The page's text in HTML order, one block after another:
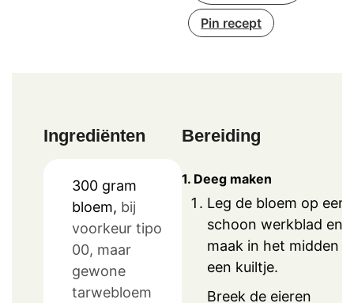
Pin recept
Ingrediënten
300 gram
bloem, bij
voorkeur tipo
00, maar
gewone
tarwebloem
Bereiding
1. Deeg maken
Leg de bloem op een
schoon werkblad en
maak in het midden
een kuiltje.
Breek de eieren